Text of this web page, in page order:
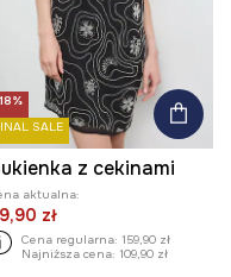
SALE
z cekinami
aktualna:
zł
Cena regularna: 159,90 zł
Najniższa cena: 109,90 zł